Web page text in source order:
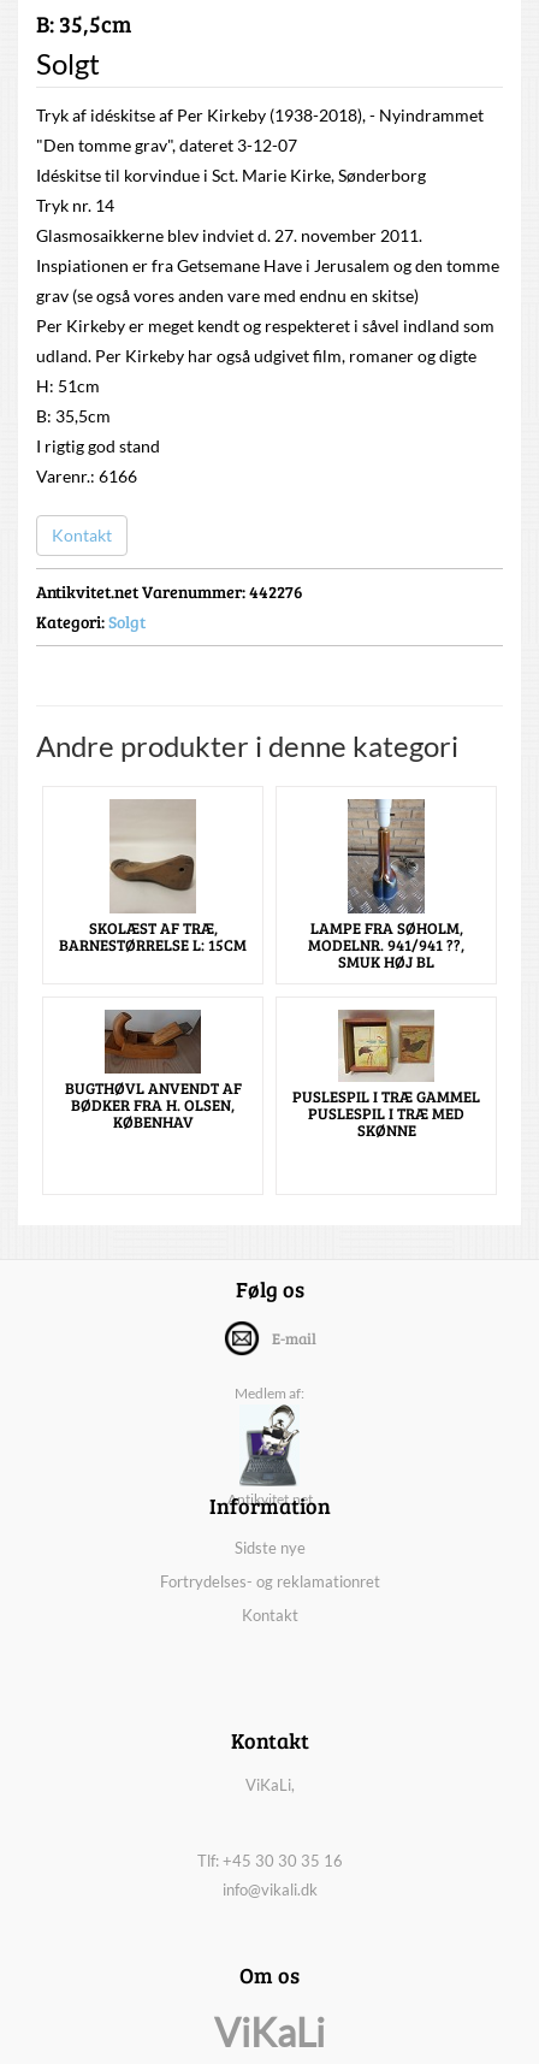
B: 35,5cm
Solgt
Tryk af idéskitse af Per Kirkeby (1938-2018), - Nyindrammet
"Den tomme grav", dateret 3-12-07
Idéskitse til korvindue i Sct. Marie Kirke, Sønderborg
Tryk nr. 14
Glasmosaikkerne blev indviet d. 27. november 2011.
Inspiationen er fra Getsemane Have i Jerusalem og den tomme
grav (se også vores anden vare med endnu en skitse)
Per Kirkeby er meget kendt og respekteret i såvel indland som
udland. Per Kirkeby har også udgivet film, romaner og digte
H: 51cm
B: 35,5cm
I rigtig god stand
Varenr.: 6166
Kontakt
Antikvitet.net Varenummer: 442276
Kategori:Solgt
Andre produkter i denne kategori
SKOLÆST AF TRÆ,
BARNESTØRRELSE L: 15CM
LAMPE FRA SØHOLM,
MODELNR. 941/941 ??,
SMUK HØJ BL
BUGTHØVL ANVENDT AF
BØDKER FRA H. OLSEN,
KØBENHAV
PUSLESPIL I TRÆ GAMMEL
PUSLESPIL I TRÆ MED
SKØNNE
Følg os
E-mail
Medlem af:
Antikvitet.net
Information
Sidste nye
Fortrydelses- og reklamationret
Kontakt
Kontakt
ViKaLi,
Tlf: +45 30 30 35 16
info@vikali.dk
Om os
ViKaLi